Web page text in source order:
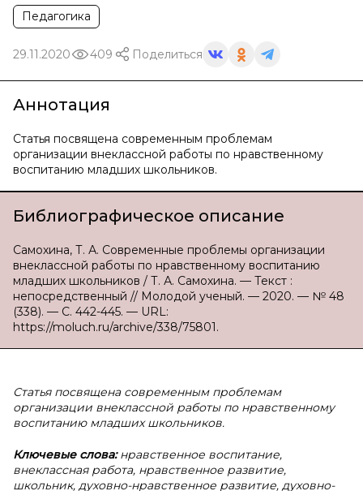
Педагогика
29.11.2020 409 Поделиться
Аннотация
Статья посвящена современным проблемам
организации внеклассной работы по нравственному
воспитанию младших школьников.
Библиографическое описание
Самохина, Т. А. Современные проблемы организации
внеклассной работы по нравственному воспитанию
младших школьников / Т. А. Самохина. — Текст :
непосредственный // Молодой ученый. — 2020. — № 48
(338). — С. 442-445. — URL:
https://moluch.ru/archive/338/75801.
Статья посвящена современным проблемам
организации внеклассной работы по нравственному
воспитанию младших школьников.
Ключевые слова:нравственное воспитание,
внеклассная работа, нравственное развитие,
школьник, духовно-нравственное развитие, духовно-